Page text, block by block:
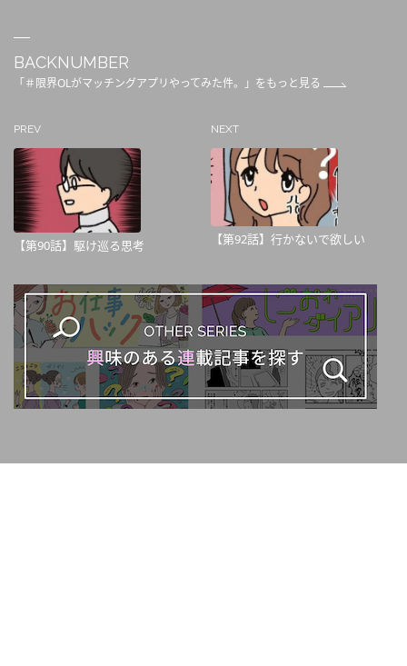
BACKNUMBER
「＃限界OLがマッチングアプリやってみた件。」をもっと見る
PREV
【第90話】駆け巡る思考
NEXT
【第92話】行かないで欲しい